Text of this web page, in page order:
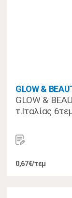
GLOW &
GLOW &
τ.Ιταλίας
0,67€/τεμ